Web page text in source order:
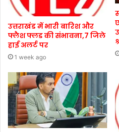
उत्तराखंड में भारी बारिश और
फ्लैश फ्लड की संभावना,7 जिले
हाई अलर्ट पर
1 week ago